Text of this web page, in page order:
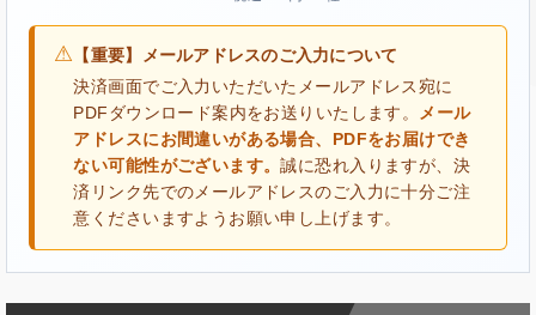
⚠ 【重要】メールアドレスのご入力について
決済画面でご入力いただいたメールアドレス宛に
PDFダウンロード案内をお送りいたします。
メール
アドレスにお間違いがある場合、PDFをお届けでき
ない可能性がございます。誠に恐れ入りますが、決
済リンク先でのメールアドレスのご入力に十分ご注
意くださいますようお願い申し上げます。